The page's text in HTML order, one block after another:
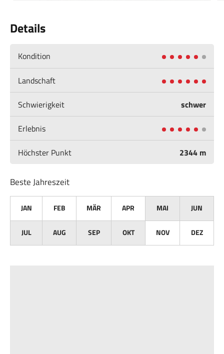
Details
Kondition
Landschaft
Schwierigkeit
schwer
Erlebnis
Höchster Punkt
2344 m
Beste Jahreszeit
JAN FEB MÄR APR MAI JUN
JUL AUG SEP OKT NOV DEZ